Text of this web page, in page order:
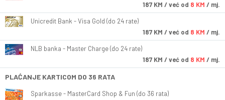
187 KM / već od 8 KM / mj.
Unicredit Bank - Visa Gold (do 24 rate)
187 KM / već od 8 KM / mj.
NLB banka - Master Charge (do 24 rate)
187 KM / već od 8 KM / mj.
PLAĆANJE KARTICOM DO 36 RATA
Sparkasse - MasterCard Shop & Fun (do 36 rata)